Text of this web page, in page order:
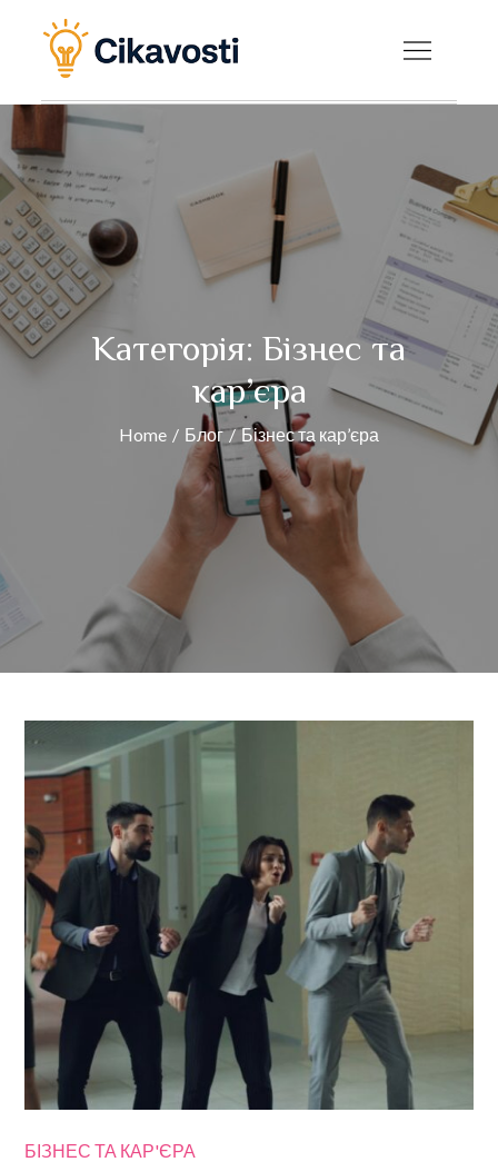
Cikavosti — Цікаві
факти, новини та
будь-яку тему
Категорія: Бізнес та
кар’єра
Home Блог Бізнес та кар’єра
БІЗНЕС ТА КАР'ЄРА